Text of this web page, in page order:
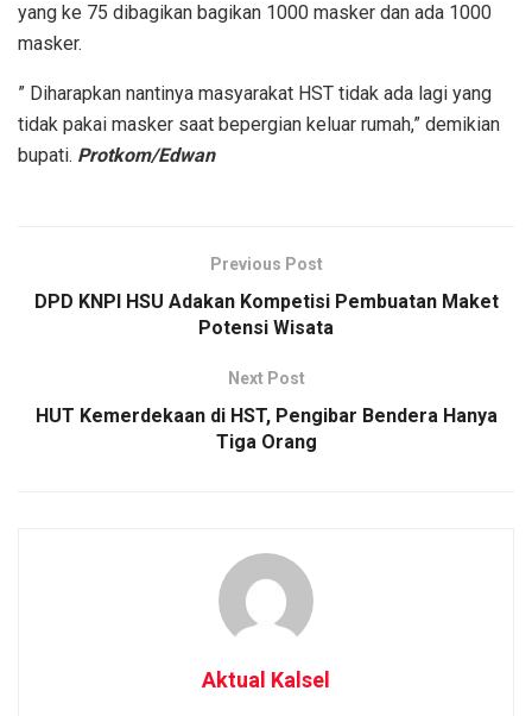
yang ke 75 dibagikan bagikan 1000 masker dan ada 1000
masker.
” Diharapkan nantinya masyarakat HST tidak ada lagi yang
tidak pakai masker saat bepergian keluar rumah,” demikian
bupati. Protkom/Edwan
Previous Post
DPD KNPI HSU Adakan Kompetisi Pembuatan Maket
Potensi Wisata
Next Post
HUT Kemerdekaan di HST, Pengibar Bendera Hanya
Tiga Orang
Aktual Kalsel